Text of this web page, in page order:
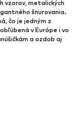
vzorov, metalických
šnurovania.
čo je jedným z
v Európe i vo
a ozdob aj